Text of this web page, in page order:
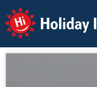
Holiday Info